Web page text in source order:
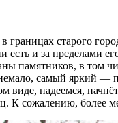
границах старого
есть и за пределами
памятников, в
самый яркий —
виде, надеемся,
К сожалению, более